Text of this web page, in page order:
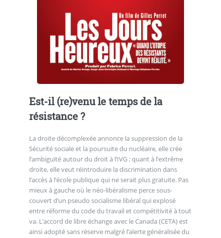
Est-il (re)venu le temps de la
résistance ?
La droite décomplexée annonce la suppression de la
Sécurité sociale et la poursuite du nucléaire, elle crée
l’ambiguïté autour du droit à l’IVG ; quant à l’extrême
droite, elle veut réintroduire la discrimination dans
l’accès à l’école publique qui ne serait plus gratuite. Pas
mieux à gauche où le néo-libéralisme perce sous-
couvert d’un pseudo socialisme libéral qui explosé
entre réforme du code du travail et compétitivité à tout
va. L’accord de libre échange avec le Canada (CETA) est
ainsi adopté sans réserve malgré l’alerte généralisée du